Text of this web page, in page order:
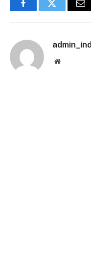
FacebookTwitter
Website